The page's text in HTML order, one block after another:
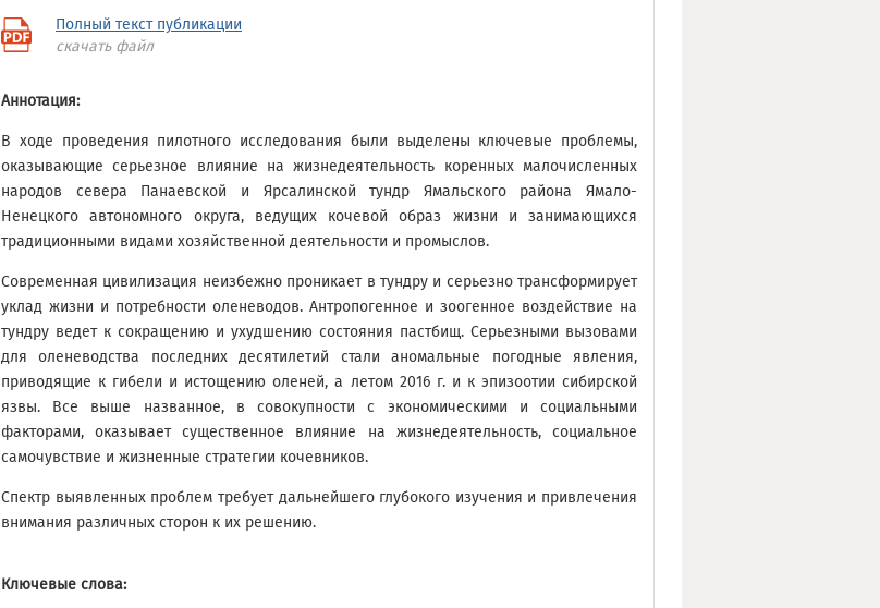
Полный текст публикации
скачать файл
Аннотация:
В ходе проведения пилотного исследования были выделены ключевые проблемы,
оказывающие серьезное влияние на жизнедеятельность коренных малочисленных
народов севера Панаевской и Ярсалинской тундр Ямальского района Ямало-
Ненецкого автономного округа, ведущих кочевой образ жизни и занимающихся
традиционными видами хозяйственной деятельности и промыслов.
Современная цивилизация неизбежно проникает в тундру и серьезно трансформирует
уклад жизни и потребности оленеводов. Антропогенное и зоогенное воздействие на
тундру ведет к сокращению и ухудшению состояния пастбищ. Серьезными вызовами
для оленеводства последних десятилетий стали аномальные погодные явления,
приводящие к гибели и истощению оленей, а летом 2016 г. и к эпизоотии сибирской
язвы. Все выше названное, в совокупности с экономическими и социальными
факторами, оказывает существенное влияние на жизнедеятельность, социальное
самочувствие и жизненные стратегии кочевников.
Спектр выявленных проблем требует дальнейшего глубокого изучения и привлечения
внимания различных сторон к их решению.
Ключевые слова: